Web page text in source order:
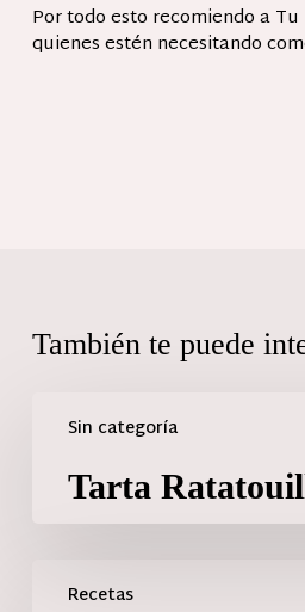
Por todo esto recomiendo a
quienes estén necesitando
También te puede
Sin categoría
Tarta
Recetas